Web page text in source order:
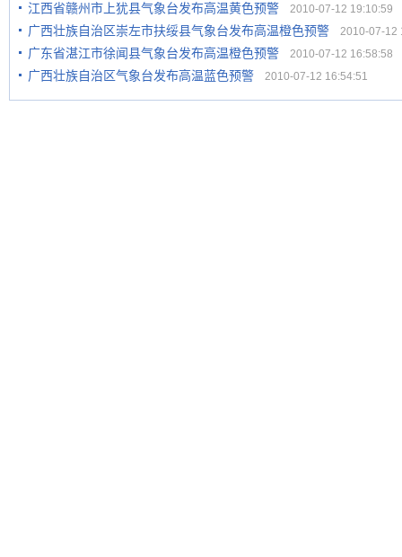
江西省赣州市上犹县气象台发布高温黄色预警 2010-07-12 19:10:59
广西壮族自治区崇左市扶绥县气象台发布高温橙色预警 2010-07-12
广东省湛江市徐闻县气象台发布高温橙色预警 2010-07-12 16:58:58
广西壮族自治区气象台发布高温蓝色预警 2010-07-12 16:54:51